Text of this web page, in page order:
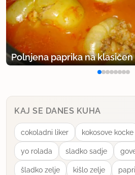
Polnjena paprika na
KAJ SE DANES KUHA
cokoladni liker kokosove kocke
yo rolada sladko sadje
šladko zelje kišlo zelje